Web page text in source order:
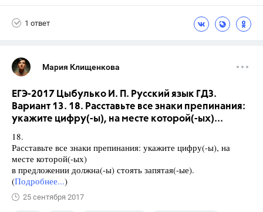
1 ответ
Мария Клищенкова
ЕГЭ-2017 Цыбулько И. П. Русский язык ГДЗ.
Вариант 13. 18. Расставьте все знаки препинания:
укажите цифру(-ы), на месте которой(-ых)...
18.
Расставьте все знаки препинания: укажите цифру(-ы), на
месте которой(-ых)
в предложении должна(-ы) стоять запятая(-ые).
(Подробнее...)
25 сентября 2017